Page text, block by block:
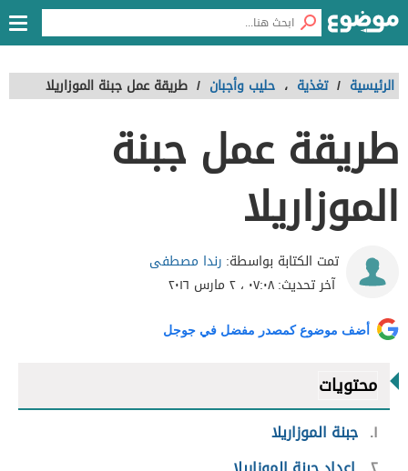
الرئيسية / تغذية ، حليب وأجبان / طريقة عمل جبنة الموزاريلا
طريقة عمل جبنة
الموزاريلا
تمت الكتابة بواسطة: رندا مصطفى
آخر تحديث:٠٧:٠٨ ، ٢ مارس ٢٠١٦
أضف موضوع كمصدر مفضل في جوجل
محتويات
١ جبنة الموزاريلا